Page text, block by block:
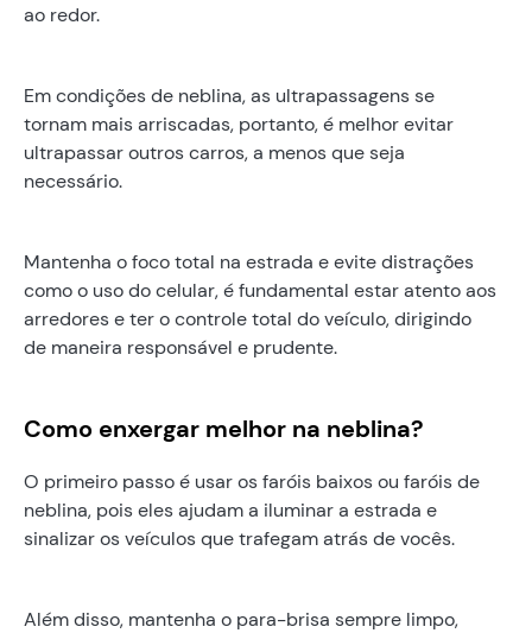
ao redor.
Em condições de neblina, as ultrapassagens se
tornam mais arriscadas, portanto, é melhor evitar
ultrapassar outros carros, a menos que seja
necessário.
Mantenha o foco total na estrada e evite distrações
como o uso do celular, é fundamental estar atento aos
arredores e ter o controle total do veículo, dirigindo
de maneira responsável e prudente.
Como enxergar melhor na neblina?
O primeiro passo é usar os faróis baixos ou faróis de
neblina, pois eles ajudam a iluminar a estrada e
sinalizar os veículos que trafegam atrás de vocês.
Além disso, mantenha o para-brisa sempre limpo,